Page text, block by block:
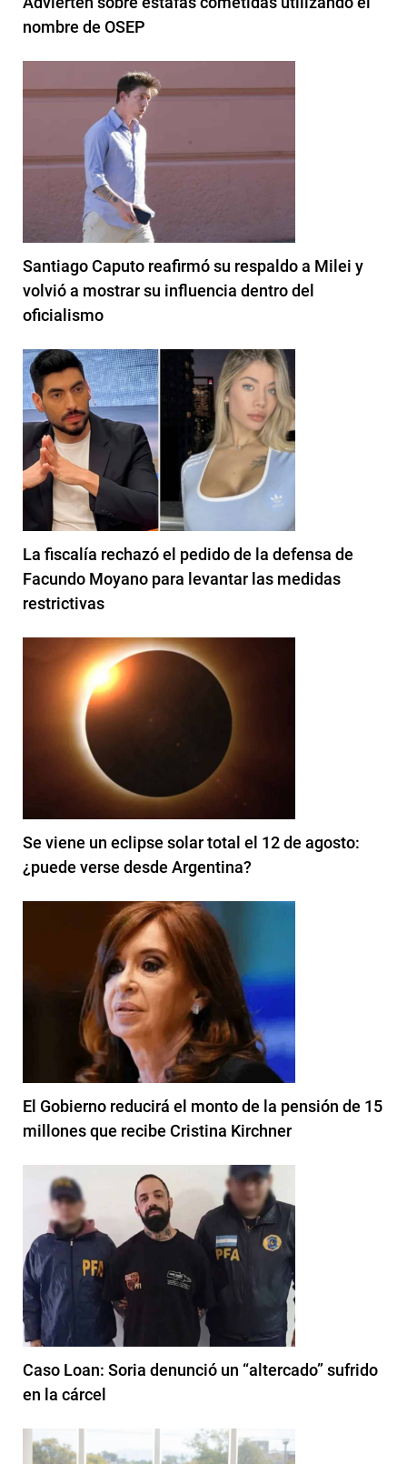
nombre de OSEP
Santiago Caputo reafirmó su respaldo a Milei y
volvió a mostrar su influencia dentro del
oficialismo
La fiscalía rechazó el pedido de la defensa de
Facundo Moyano para levantar las medidas
restrictivas
Se viene un eclipse solar total el 12 de agosto:
¿puede verse desde Argentina?
El Gobierno reducirá el monto de la pensión de 15
millones que recibe Cristina Kirchner
Caso Loan: Soria denunció un “altercado” sufrido
en la cárcel